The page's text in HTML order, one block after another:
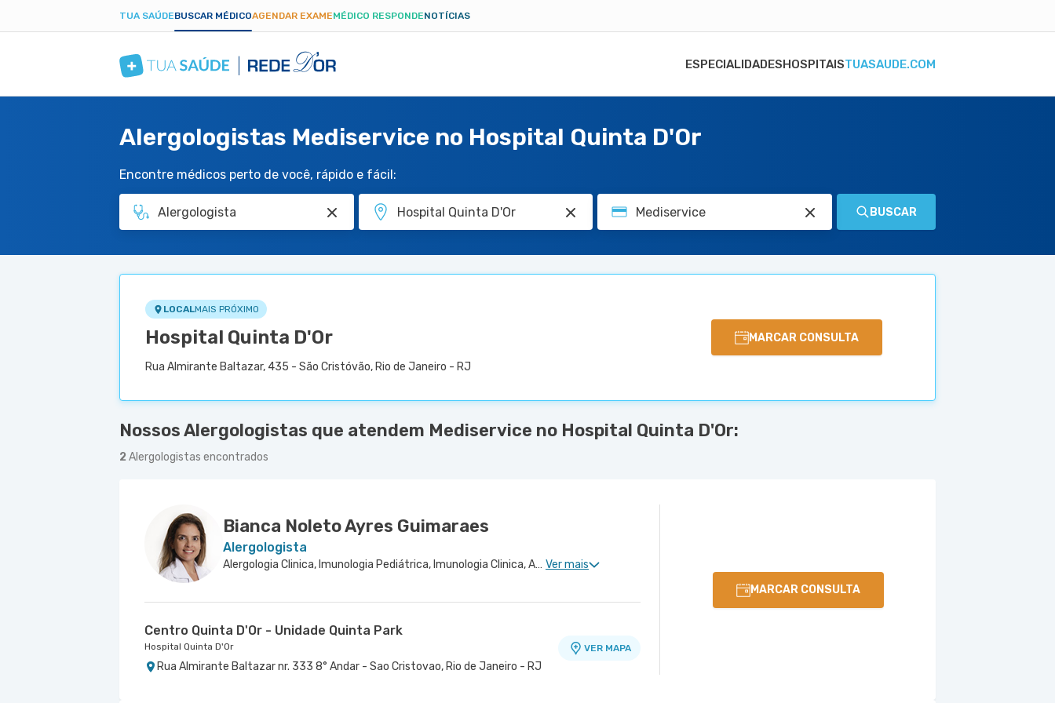
TUA SAÚDEBUSCAR MÉDICOAGENDAR EXAMEMÉDICO RESPONDENOTÍCIAS
ESPECIALIDADESHOSPITAISTUASAUDE.COM
Alergologistas Mediservice no Hospital Quinta D'Or
Encontre médicos perto de você, rápido e fácil:
BUSCAR
LOCALMAIS PRÓXIMO
Hospital Quinta D'Or
Rua Almirante Baltazar, 435 - São Cristóvão, Rio de Janeiro - RJ
MARCAR CONSULTA
Nossos Alergologistas que atendem Mediservice no Hospital Quinta D'Or:
2 Alergologistas encontrados
Bianca Noleto Ayres Guimaraes
Alergologista
Alergologia Clinica, Imunologia Pediátrica, Imunologia Clinica, Alergologia Pediátrica Ver mais
MARCAR CONSULTA
Centro Quinta D'Or - Unidade Quinta Park
Hospital Quinta D'Or
Rua Almirante Baltazar nr. 333 8° Andar - Sao Cristovao, Rio de Janeiro - RJ
VER MAPA